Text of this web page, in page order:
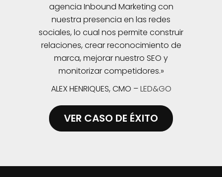
agencia Inbound Marketing con
nuestra presencia en las redes
sociales, lo cual nos permite construir
relaciones, crear reconocimiento de
marca, mejorar nuestro SEO y
monitorizar competidores.»
ALEX HENRIQUES, CMO –LED&GO
VER CASO DE ÉXITO